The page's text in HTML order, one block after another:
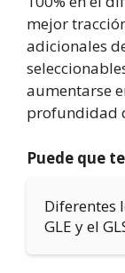
mejor
adicionales
aumentarse
profundidad
Puede que
Diferentes
GLE y el